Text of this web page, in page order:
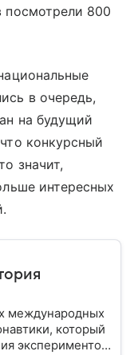
посмотрели 800
в очередь,
на будущий
конкурсный
значит,
интересных
международных
который
экспериментов